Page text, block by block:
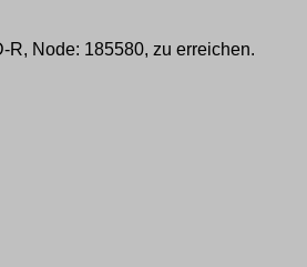
Node: 185580, zu erreichen.